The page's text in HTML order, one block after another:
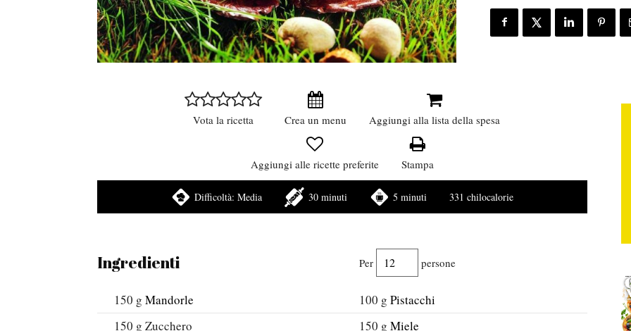
Vota la ricetta Crea un menu Aggiungi alla lista della spesa
Aggiungi alle ricette preferite Stampa
Difficoltà:Media 30 minuti 5 minuti 331 chilocalorie
Ingredienti Per persone
150 g Mandorle 100 g Pistacchi
150 g Zucchero 150 g Miele